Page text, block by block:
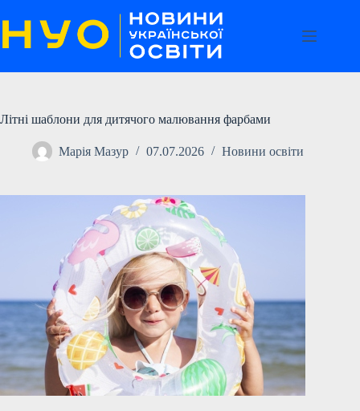
до
вмісту
Літні шаблони для дитячого малювання фарбами
Марія Мазур 07.07.2026 Новини освіти